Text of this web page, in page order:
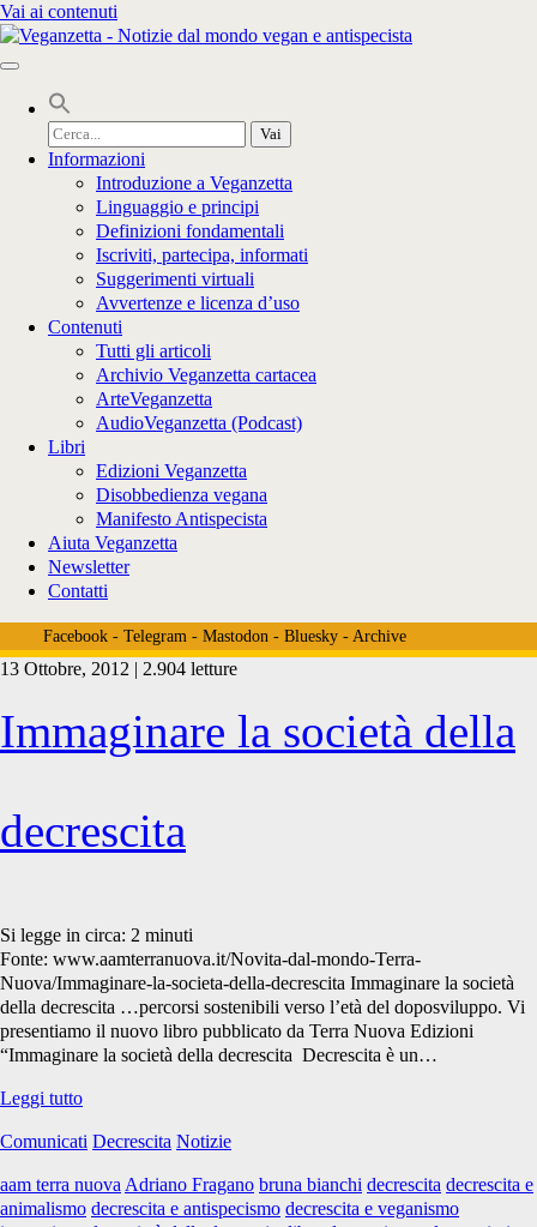
Vai ai contenuti
Cerca
per:
Informazioni
Introduzione a Veganzetta
Linguaggio e principi
Definizioni fondamentali
Iscriviti, partecipa, informati
Suggerimenti virtuali
Avvertenze e licenza d’uso
Contenuti
Tutti gli articoli
Archivio Veganzetta cartacea
ArteVeganzetta
AudioVeganzetta (Podcast)
Libri
Edizioni Veganzetta
Disobbedienza vegana
Manifesto Antispecista
Aiuta Veganzetta
Newsletter
Contatti
Facebook- Telegram- Mastodon- Bluesky- Archive
Tag:
<span>paolo
13 Ottobre, 2012 | 2.904 letture
Immaginare la società della
decrescita
Si legge in circa: 2 minuti
Fonte: www.aamterranuova.it/Novita-dal-mondo-Terra-
Nuova/Immaginare-la-societa-della-decrescita Immaginare la società
della decrescita …percorsi sostenibili verso l’età del doposviluppo. Vi
presentiamo il nuovo libro pubblicato da Terra Nuova Edizioni
“Immaginare la società della decrescita Decrescita è un…
Leggi tuttoImmaginare
società
decrescita
Comunicati Decrescita Notizie
aam terra nuova Adriano Fragano bruna bianchi decrescita decrescita e
animalismo decrescita e antispecismo decrescita e veganismo